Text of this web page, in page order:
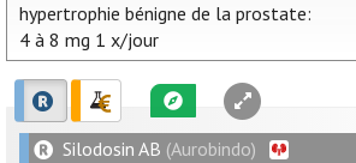
hypertrophie bénigne de la prostate:
4 à 8 mg 1 x/jour
Silodosin AB (Aurobindo)